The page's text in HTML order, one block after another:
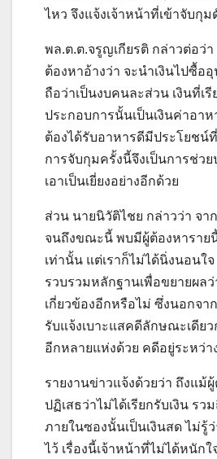
ไหว จึงแจ้งเจ้าหน้าที่เข้าจับกุม
พล.ต.ต.จรูญเกียรติ กล่าวต่อว่
ต้องหาอ้างว่า จะนำเงินไปซื้อ
ถือว่าเป็นงบคนละส่วน เงินที่เรี
ประกอบการนั้นเป็นเงินค่าอาห
ต้องได้รับอาหารดีมีประโยชน์
การจับกุมครั้งนี้จึงเป็นการช่ว
เอาเป็นเยี่ยงอย่างอีกด้วย
ส่วน นายนิวัติไชย กล่าวว่า จา
จนถึงขณะนี้ พบมีผู้ต้องหารายนี้
เท่านั้น แต่เราก็ไม่ได้นิ่งนอนใ
รวบรวมหลักฐานเพื่อขยายผล
เกี่ยวข้องอีกหรือไม่ ซึ่งนอกจา
รับแจ้งเบาะแสคดีลักษณะเดีย
อีกหลายแห่งด้วย คดีอยู่ระหว่า
รายงานข่าวแจ้งด้วยว่า ถึงแม้
ปฏิเสธว่าไม่ได้เรียกรับเงิน รว
ภายในซองนั้นเป็นเงินสด ไม่รู้
ไว้ เรื่องนี้เจ้าหน้าที่ไม่ได้หนักใ